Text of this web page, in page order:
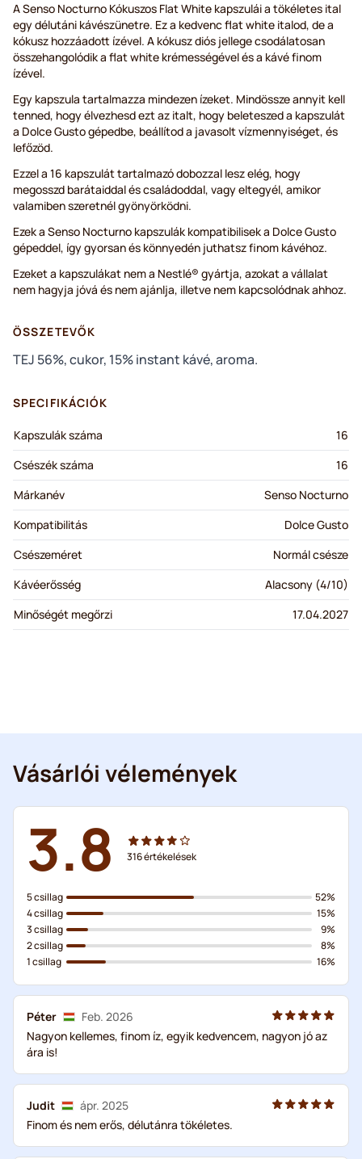
A Senso Nocturno Kókuszos Flat White kapszulái a tökéletes ital
egy délutáni kávészünetre. Ez a kedvenc flat white italod, de a
kókusz hozzáadott ízével. A kókusz diós jellege csodálatosan
összehangolódik a flat white krémességével és a kávé finom
ízével.
Egy kapszula tartalmazza mindezen ízeket. Mindössze annyit kell
tenned, hogy élvezhesd ezt az italt, hogy beleteszed a kapszulát
a Dolce Gusto gépedbe, beállítod a javasolt vízmennyiséget, és
lefőzöd.
Ezzel a 16 kapszulát tartalmazó dobozzal lesz elég, hogy
megosszd barátaiddal és családoddal, vagy eltegyél, amikor
valamiben szeretnél gyönyörködni.
Ezek a Senso Nocturno kapszulák kompatibilisek a Dolce Gusto
gépeddel, így gyorsan és könnyedén juthatsz finom kávéhoz.
Ezeket a kapszulákat nem a Nestlé® gyártja, azokat a vállalat
nem hagyja jóvá és nem ajánlja, illetve nem kapcsolódnak ahhoz.
ÖSSZETEVŐK
TEJ 56%, cukor, 15% instant kávé, aroma.
SPECIFIKÁCIÓK
Kapszulák száma
16
Csészék száma
16
Márkanév
Senso Nocturno
Kompatibilitás
Dolce Gusto
Csészeméret
Normál csésze
Kávéerősség
Alacsony (4/10)
Minőségét megőrzi
17.04.2027
Vásárlói vélemények
3.8 316értékelések
5 csillag
4 csillag
3 csillag
2 csillag
1 csillag
52%
15%
9%
8%
16%
Péter
Feb. 2026
Nagyon kellemes, finom íz, egyik kedvencem, nagyon jó az
ára is!
Judit
ápr. 2025
Finom és nem erős, délutánra tökéletes.